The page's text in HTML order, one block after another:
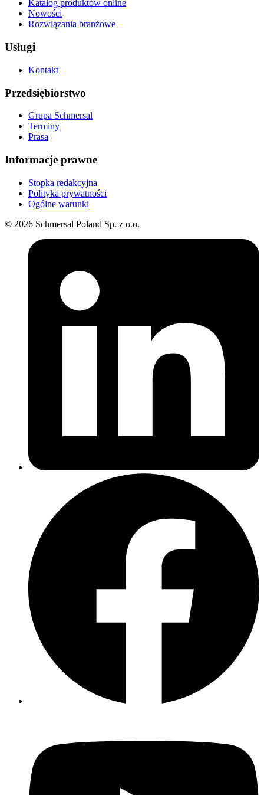
Katalog produktów online
Nowości
Rozwiązania branżowe
Usługi
Kontakt
Przedsiębiorstwo
Grupa Schmersal
Terminy
Prasa
Informacje prawne
Stopka redakcyjna
Polityka prywatności
Ogólne warunki
© 2026 Schmersal Poland Sp. z o.o.